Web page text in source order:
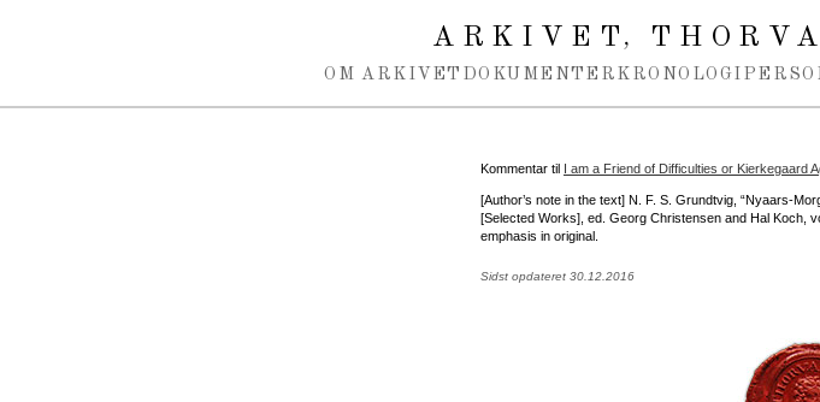
ARKIVET,
OM ARKIVET DOKUMENTER KRONOLOGI
Kommentar til I am a Friend of Difficulties or Kierkegaard
[Author’s note in the text] N. F. S. Grundtvig, “Nyaars-
[Selected Works], ed. Georg Christensen and Hal Koch,
emphasis in original.
Sidst opdateret 30.12.2016